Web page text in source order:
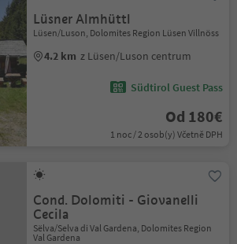
Lüsner Almhüttl
Lüsen/Luson, Dolomites Region Lüsen Villnöss
4.2 km z Lüsen/Luson centrum
Südtirol Guest Pass
Od 180€
1 noc / 2 osob(y) Včetně DPH
Cond. Dolomiti - Giovanelli
Cecila
Sëlva/Selva di Val Gardena, Dolomites Region
Val Gardena